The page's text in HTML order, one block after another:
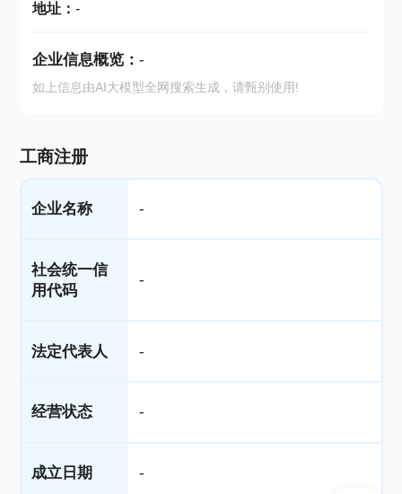
地址： -
企业信息概览： -
如上信息由AI大模型全网搜索生成，请甄别使用!
工商注册
企业名称 -
社会统一信
用代码
-
法定代表人 -
经营状态 -
成立日期 -